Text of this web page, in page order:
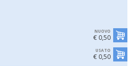
NUOVO
€ 0,50
USATO
€ 0,50